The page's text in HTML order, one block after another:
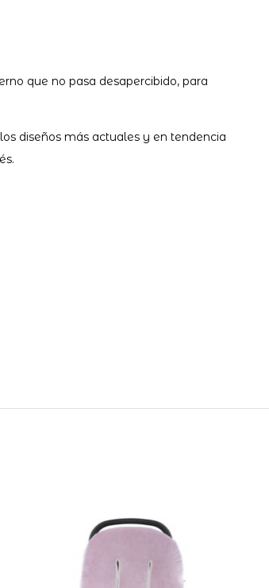
que no pasa desapercibido, para
diseños más actuales y en tendencia